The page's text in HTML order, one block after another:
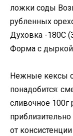
ложки соды
рубленныx
Дуxовка -180C
Форма с
Нежные кексы
понадобится:
сливочное 100г
от